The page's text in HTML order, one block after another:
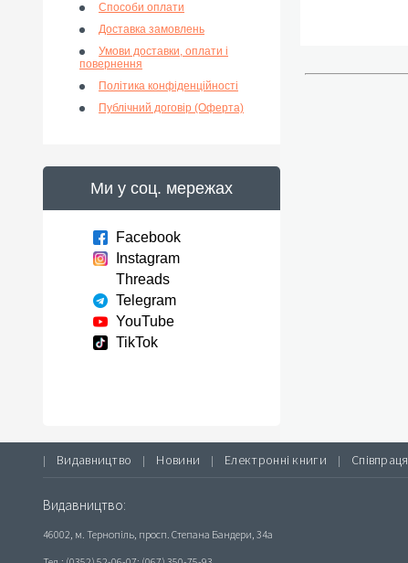
Способи оплати
Доставка замовлень
Умови доставки, оплати і
повернення
Політика конфіденційності
Публічний договір (Оферта)
Ми у соц. мережах
Facebook
Instagram
Threads
Telegram
YouTube
TikTok
| Видавництво | Новини | Електронні книги | Співпраця
Видавництво:
46002, м. Тернопіль, просп. Степана Бандери, 34а